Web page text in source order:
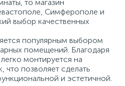
то магазин
Симферополе и
выбор качественных
популярным выбором
помещений. Благодаря
монтируется на
что позволяет сделать
и эстетичной.